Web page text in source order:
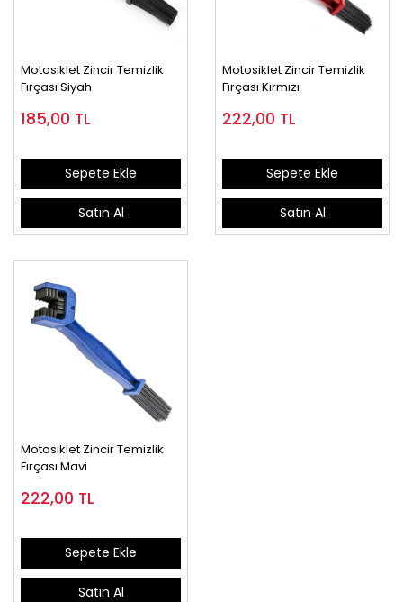
Motosiklet Zincir Temizlik
Fırçası Siyah
185,00 TL
Sepete Ekle
Satın Al
Motosiklet Zincir Temizlik
Fırçası Kırmızı
222,00 TL
Sepete Ekle
Satın Al
Motosiklet Zincir Temizlik
Fırçası Mavi
222,00 TL
Sepete Ekle
Satın Al